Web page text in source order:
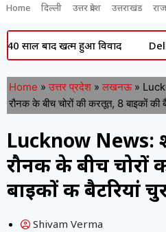
Home दिल्ली उत्तर प्रदेश उत्तराखंड
बाद खत्म हुआ विवाद Delhi
Home » उत्तर प्रदेश » लखनऊ »
रौनक के बीच चोरों की करतूत, 8 बाइकों की
Lucknow News:
रौनक के बीच चोरों
बाइकों की बैटरियां
Shivam Verma